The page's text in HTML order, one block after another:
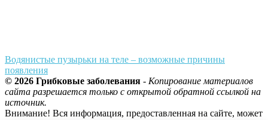
Водянистые пузырьки на теле – возможные причины
появления
© 2026 Грибковые заболевания - Копирование материалов
сайта разрешается только с открытой обратной ссылкой на
источник.
Внимание! Вся информация, предоставленная на сайте, может